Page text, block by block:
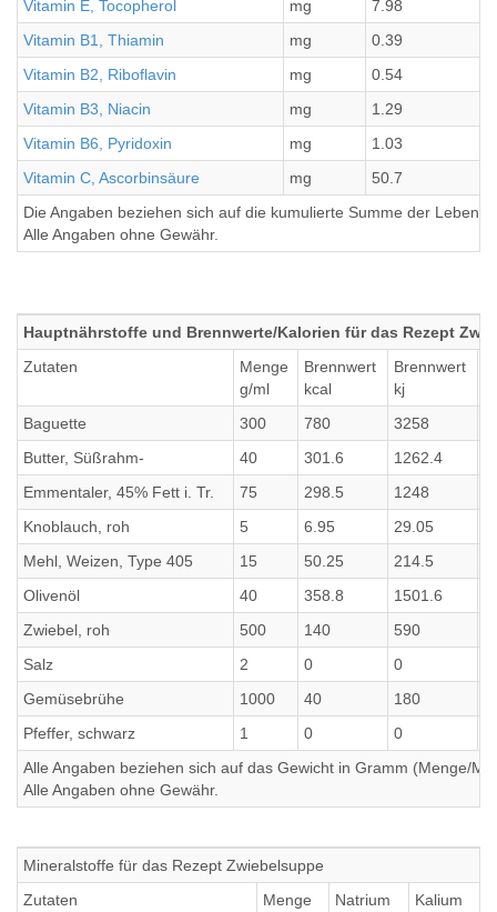
Vitamin E, Tocopherol mg 7.98
Vitamin B1, Thiamin
mg 0.39
Vitamin B2, Riboflavin
mg 0.54
Vitamin B3, Niacin
mg 1.29
Vitamin B6, Pyridoxin
mg 1.03
Vitamin C, Ascorbinsäure
mg 50.7
Die Angaben beziehen sich auf die kumulierte Summe der
Alle Angaben ohne Gewähr.
Hauptnährstoffe und Brennwerte/Kalorien für das Rezept
Zutaten
Menge
g/ml
Brennwert
kcal
Brennwert
kj
Baguette
300 780 3258
Butter, Süßrahm-
40 301.6 1262.4
Emmentaler, 45% Fett i. Tr.
75 298.5 1248
Knoblauch, roh
5 6.95 29.05
Mehl, Weizen, Type 405
15 50.25 214.5
Olivenöl
40 358.8 1501.6
Zwiebel, roh
500 140 590
Salz
2 0 0
Gemüsebrühe
1000 40 180
Pfeffer, schwarz
1 0 0
Alle Angaben beziehen sich auf das Gewicht in Gramm (Menge/
Alle Angaben ohne Gewähr.
Mineralstoffe für das Rezept Zwiebelsuppe
Zutaten
Menge
Natrium
Kalium